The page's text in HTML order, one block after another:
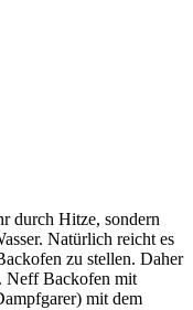
durch Hitze, sondern
Natürlich reicht es
zu stellen. Daher
Neff Backofen mit
mit dem